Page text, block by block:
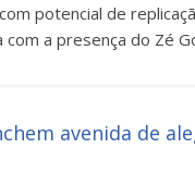
potencial de
com a presença do Zé
avenida de